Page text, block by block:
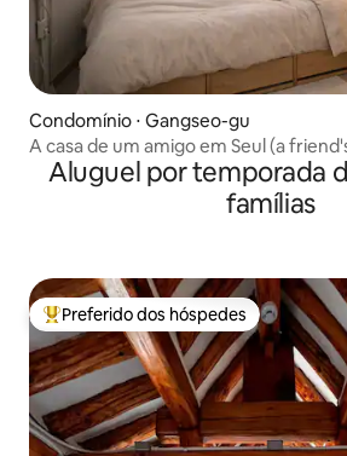
Condomínio ⋅ Gangseo-gu
A casa de um amigo em Seul (a
Aluguel por temporada
famílias
Entre os melhores preferidos dos
Preferido dos hóspedes